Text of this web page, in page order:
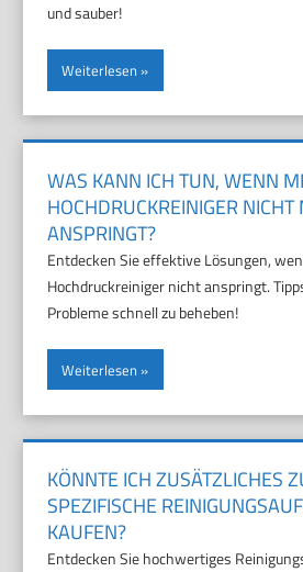
und sauber!
Weiterlesen
WAS KANN ICH TUN, WENN
HOCHDRUCKREINIGER NICHT
ANSPRINGT?
Entdecken Sie effektive Lösungen,
Hochdruckreiniger nicht anspringt.
Probleme schnell zu beheben!
Weiterlesen
KÖNNTE ICH ZUSÄTZLICHES
SPEZIFISCHE
KAUFEN?
Entdecken Sie hochwertiges